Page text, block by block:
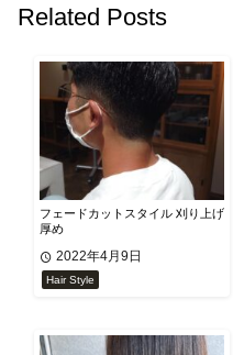
Related Posts
フェードカットスタイル 刈り上げ
厚め
2022年4月9日
Hair Style